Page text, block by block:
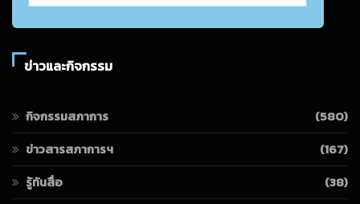
ข่าวและกิจกรรม
กิจกรรมสภาการ
(580)
ข่าวสารสภาการฯ
(167)
รู้ทันสื่อ
(38)